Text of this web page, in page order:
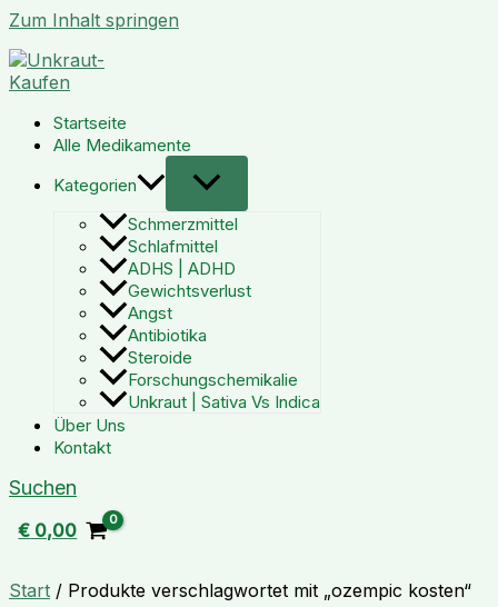
Zum Inhalt springen
Startseite
Alle Medikamente
Kategorien
Schmerzmittel
Schlafmittel
ADHS | ADHD
Gewichtsverlust
Angst
Antibiotika
Steroide
Forschungschemikalie
Unkraut | Sativa Vs Indica
Über Uns
Kontakt
Suchen
€ 0,00
Start / Produkte verschlagwortet mit „ozempic kosten“